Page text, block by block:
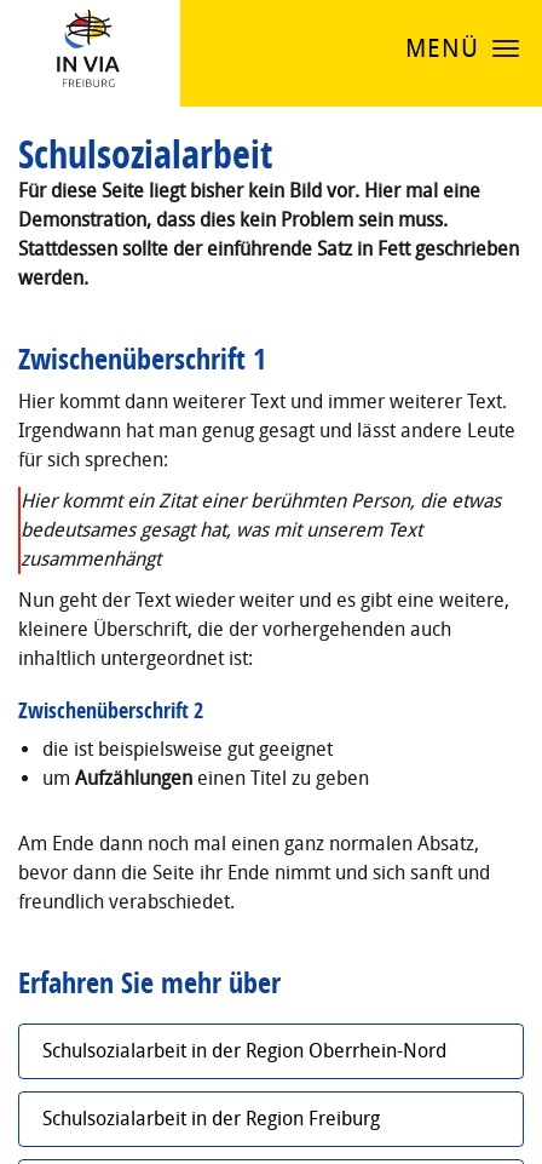
MENÜ
Schulsozialarbeit
Für diese Seite liegt bisher kein Bild vor. Hier mal eine
Demonstration, dass dies kein Problem sein muss.
Stattdessen sollte der einführende Satz in Fett geschrieben
werden.
Zwischenüberschrift 1
Hier kommt dann weiterer Text und immer weiterer Text.
Irgendwann hat man genug gesagt und lässt andere Leute
für sich sprechen:
Hier kommt ein Zitat einer berühmten Person, die etwas
bedeutsames gesagt hat, was mit unserem Text
zusammenhängt
Nun geht der Text wieder weiter und es gibt eine weitere,
kleinere Überschrift, die der vorhergehenden auch
inhaltlich untergeordnet ist:
Zwischenüberschrift 2
die ist beispielsweise gut geeignet
um Aufzählungen einen Titel zu geben
Am Ende dann noch mal einen ganz normalen Absatz,
bevor dann die Seite ihr Ende nimmt und sich sanft und
freundlich verabschiedet.
Erfahren Sie mehr über
Schulsozialarbeit in der Region Oberrhein-Nord
Schulsozialarbeit in der Region Freiburg